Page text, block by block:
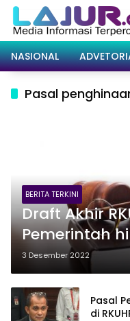
Langsung
konten
NASIONAL
Pasal
BERITA TERKINI
Draft Akhir
Pemerintah
Dipidana 1,5
3 Desember 2022
Pasal
di